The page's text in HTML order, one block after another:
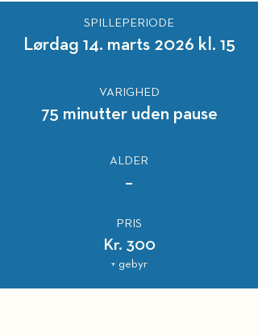
SPILLEPERIODE
Lørdag 14. marts 2026 kl. 15
VARIGHED
75 minutter uden pause
ALDER
–
PRIS
Kr. 300
+ gebyr